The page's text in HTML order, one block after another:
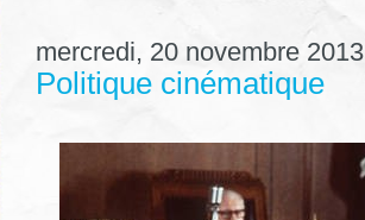
mercredi, 20 novembre 2013
Politique cinématique